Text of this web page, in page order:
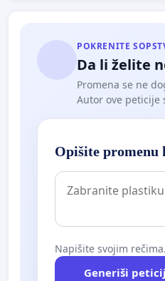
POKRENITE
Da li želite
Promena se ne
Autor ove peticije
Opišite promenu
Napišite svojim
Generiši